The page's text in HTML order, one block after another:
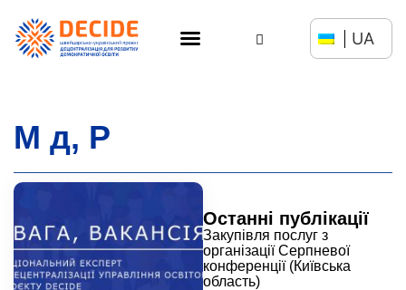
UA
М д, Р
Останні публікації
Закупівля послуг з
організації Серпневої
конференції (Київська
область)